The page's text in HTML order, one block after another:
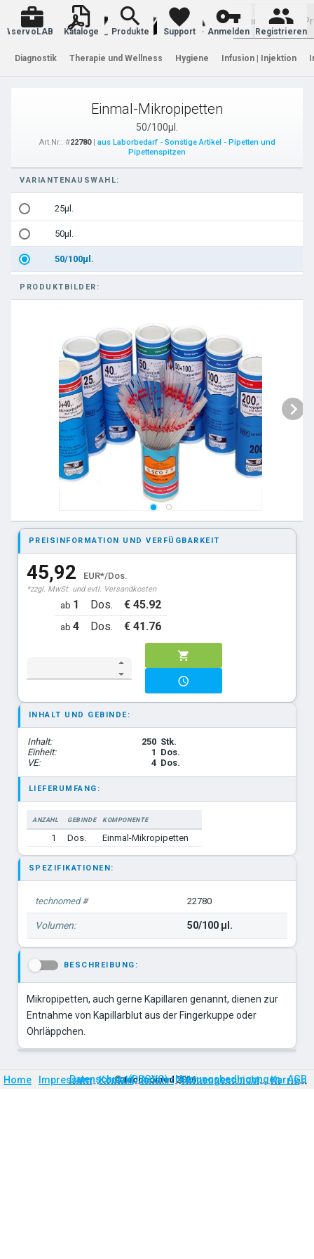
Warenkorb
servoLAB Kataloge Produkte Support Anmelden Registrieren
Diagnostik Therapie und Wellness Hygiene Infusion | Injektion
Einmal-Mikropipetten
50/100µl.
Art.Nr.: #22780| aus Laborbedarf - Sonstige Artikel - Pipetten und
Pipettenspitzen
VARIANTENAUSWAHL:
25µl.
50µl.
50/100µl.
PRODUKTBILDER:
PREISINFORMATION UND VERFÜGBARKEIT
45,92 EUR*/Dos.
*zzgl. MwSt. und evtl. Versandkosten
ab 1 Dos. € 45.92
ab 4 Dos. € 41.76
INHALT UND GEBINDE:
Inhalt: 250 Stk.
Einheit:
1 Dos.
VE:
4 Dos.
LIEFERUMFANG:
ANZAHL GEBINDE
KOMPONENTE
1
Dos. Einmal-Mikropipetten
SPEZIFIKATIONEN:
technomed # 22780
Volumen: 50/100 µl.
BESCHREIBUNG:
Mikropipetten, auch gerne Kapillaren genannt, dienen zur
Entnahme von Kapillarblut aus der Fingerkuppe oder
Ohrläppchen.
Home Impressum Kontakt Anfahrt Firmengeschichte Karriere
©technomed 2026
Datenschutz (DSGVO) Nutzungsbedingungen AGB